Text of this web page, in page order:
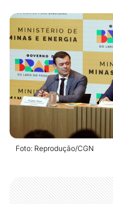
Foto: Reprodução/CGN